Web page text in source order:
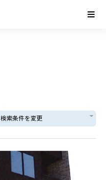
検索条件を変更